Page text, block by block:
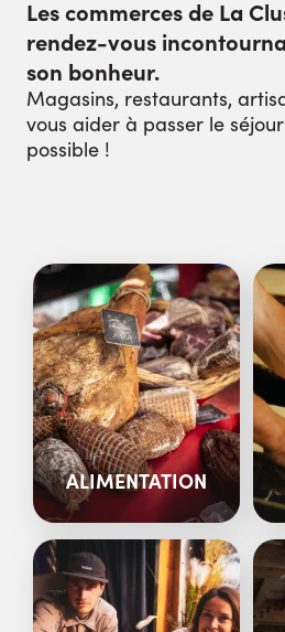
Les commerces de La
rendez-vous
son bonheur.
Magasins, restaurants,
vous aider à passer le
possible !
ALIMENTATION